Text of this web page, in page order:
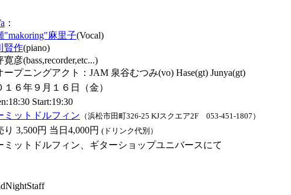
：
"makoring"麻里子(Vocal)
賢作(piano)
寛彦(bass,recorder,etc...)
プニングアクト：JAM 泉谷むつみ(vo) Hase(gt) Junya(gt)
１６年９月１６日（金）
Start:19:30
ミットドルフィン （浜松市田町326-25 KJスクエア2F 053-451-1807）
り 3,500円 当日4,000円 (ドリンク代別）
ミットドルフィン、ギターショップユニバースにて